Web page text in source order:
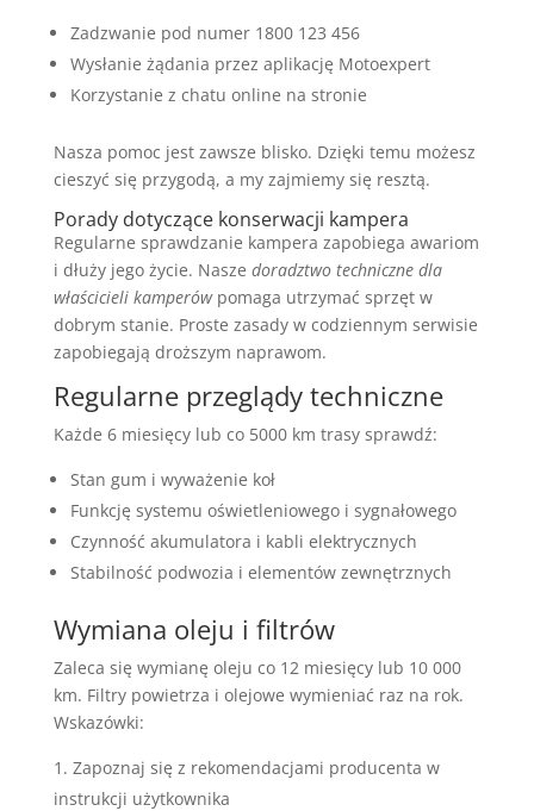
Zadzwanie pod numer 1800 123 456
Wysłanie żądania przez aplikację Motoexpert
Korzystanie z chatu online na stronie
Nasza pomoc jest zawsze blisko. Dzięki temu możesz
cieszyć się przygodą, a my zajmiemy się resztą.
Porady dotyczące konserwacji kampera
Regularne sprawdzanie kampera zapobiega awariom
i dłuży jego życie. Nasze doradztwo techniczne dla
właścicieli kamperówpomaga utrzymać sprzęt w
dobrym stanie. Proste zasady w codziennym serwisie
zapobiegają droższym naprawom.
Regularne przeglądy techniczne
Każde 6 miesięcy lub co 5000 km trasy sprawdź:
Stan gum i wyważenie koł
Funkcję systemu oświetleniowego i sygnałowego
Czynność akumulatora i kabli elektrycznych
Stabilność podwozia i elementów zewnętrznych
Wymiana oleju i filtrów
Zaleca się wymianę oleju co 12 miesięcy lub 10 000
km. Filtry powietrza i olejowe wymieniać raz na rok.
Wskazówki:
Zapoznaj się z rekomendacjami producenta w
instrukcji użytkownika